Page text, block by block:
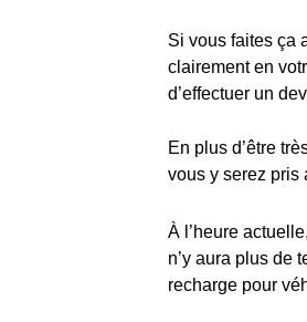
Si vous faites ça
clairement en
d’effectuer un
En plus d’être
vous y serez pris
À l’heure
n’y aura plus de
recharge pour